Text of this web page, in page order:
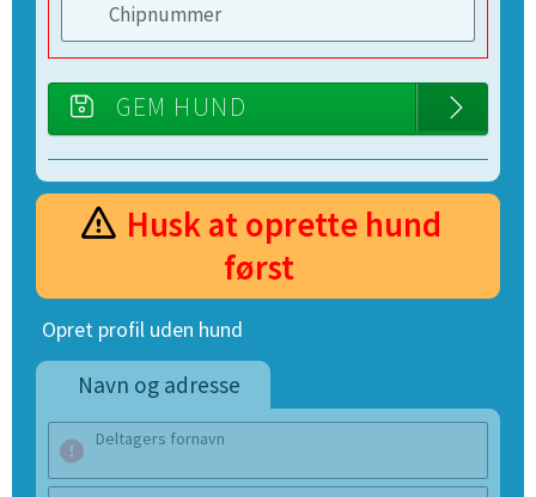
Chipnummer
GEM HUND
Husk at oprette hund
først
Opret profil uden hund
Navn og adresse
Deltagers fornavn